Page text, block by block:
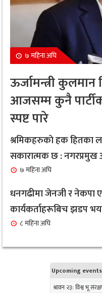
सावधान : यस्ता
सक्छ घातक
१ महिना अघि
७
नगरपालिकाको भूमि
सम्पन्न
१ महिना अघि
८
सबै क्षेत्र, वर्ग र
विनियाेजन गर्ने :
१ महिना अघि
९
सर्लाहीका बिमल
ट्युनिङ विशेषज्ञ’
३ महिना अघि
१०
नगरप्रमुख
कार्यढाँचा सम्बन्धी
सम्पन्न
७ महिना अघि
ऊर्जामन्त्री
आजसम्म कुनै
स्पष्ट पारे
श्रमिकहरुकाे हक हितका
सकारात्मक छ :
७ महिना अघि
धनगढीमा जेनजी र नेकपा
कार्यकर्ताहरूबिच झडप
८ महिना अघि